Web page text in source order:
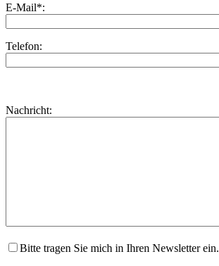
E-Mail*:
Telefon:
dieses
lasse
Nachricht:
Bitte tragen Sie mich in Ihren Newsletter ein.